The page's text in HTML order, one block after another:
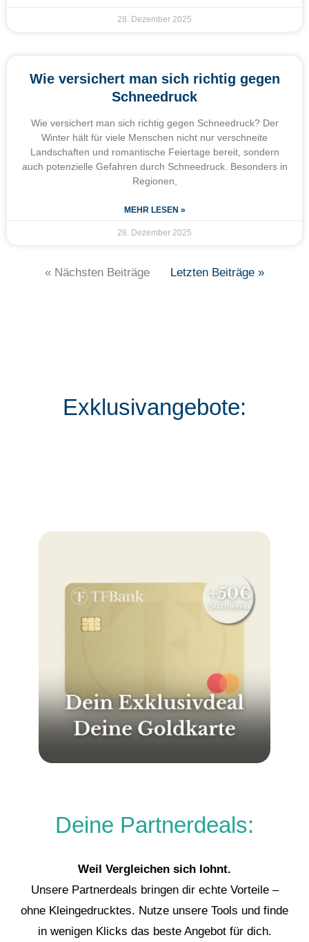
28. Dezember 2025
Wie versichert man sich richtig gegen
Schneedruck
Wie versichert man sich richtig gegen Schneedruck? Der
Winter hält für viele Menschen nicht nur verschneite
Landschaften und romantische Feiertage bereit, sondern
auch potenzielle Gefahren durch Schneedruck. Besonders in
Regionen,
MEHR LESEN »
28. Dezember 2025
« Nächsten Beiträge Letzten Beiträge »
Exklusivangebote:
Deine Partnerdeals:
Weil Vergleichen sich lohnt.
Unsere Partnerdeals bringen dir echte Vorteile –
ohne Kleingedrucktes. Nutze unsere Tools und finde
in wenigen Klicks das beste Angebot für dich.